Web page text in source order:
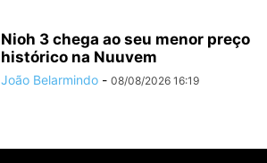
Nioh 3 chega ao seu menor preço
histórico na Nuuvem
João Belarmindo - 08/08/2026 16:19